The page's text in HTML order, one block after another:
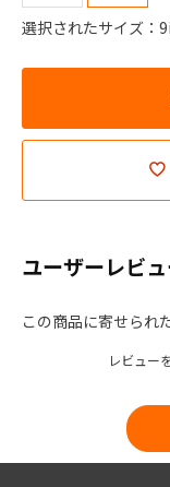
選択されたサイズ：
ユーザーレビ
この商品に寄せられ
レビュー